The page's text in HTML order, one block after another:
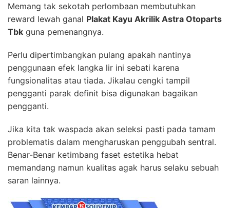
Memang tak sekotah perlombaan membutuhkan
reward lewah ganal Plakat Kayu Akrilik Astra Otoparts
Tbk guna pemenangnya.
Perlu dipertimbangkan pulang apakah nantinya
penggunaan efek langka lir ini sebati karena
fungsionalitas atau tiada. Jikalau cengki tampil
pengganti parak definit bisa digunakan bagaikan
pengganti.
Jika kita tak waspada akan seleksi pasti pada tamam
problematis dalam mengharuskan penggubah sentral.
Benar-Benar ketimbang faset estetika hebat
memandang namun kualitas agak harus selaku sebuah
saran lainnya.